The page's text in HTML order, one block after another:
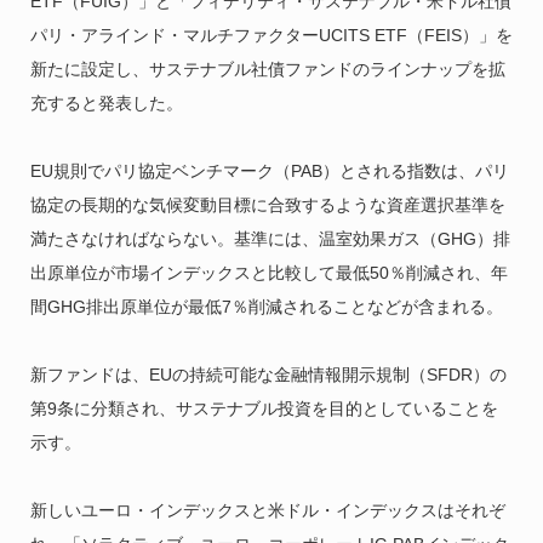
パリ・アラインド・マルチファクターUCITS ETF（FEIS）」を
新たに設定し、サステナブル社債ファンドのラインナップを拡
充すると発表した。
EU規則でパリ協定ベンチマーク（PAB）とされる指数は、パリ
協定の長期的な気候変動目標に合致するような資産選択基準を
満たさなければならない。基準には、温室効果ガス（GHG）排
出原単位が市場インデックスと比較して最低50％削減され、年
間GHG排出原単位が最低7％削減されることなどが含まれる。
新ファンドは、EUの持続可能な金融情報開示規制（SFDR）の
第9条に分類され、サステナブル投資を目的としていることを
示す。
新しいユーロ・インデックスと米ドル・インデックスはそれぞ